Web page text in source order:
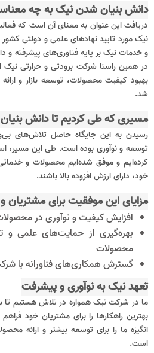
دانش بنیان شدن نیک به چه
دریافت این عنوان به معنای آن است که
نیک مورد تایید نهادهای علمی و دولتی
و خدمات نیک بر پایه فناوری‌های پیشرفته و
در همین راستا شرکت برودتی و حرارتی نیک
بهبود کیفیت محصولات، توسعه بازار و
شد.
مسیری که طی کردیم تا دانش
رسیدن به این جایگاه حاصل تلاش‌های
توسعه و نوآوری بوده است. طی این مسیر،
کرده‌ایم و موفق شده‌ایم محصولات و
خود، دارای ارزش افزوده بالا باشند.
مزایای این موفقیت برای مشتریان
افزایش کیفیت و نوآوری در
بهره‌گیری از حمایت‌های علمی و
محصولات
گسترش همکاری‌های فناورانه با
تعهد نیک به نوآوری و پیشرفت
ما در شرکت نیک همواره در تلاش هستیم تا
بهترین راهکارها را برای مشتریان خود
انگیزه ما را برای توسعه بیشتر و ارائه
است.